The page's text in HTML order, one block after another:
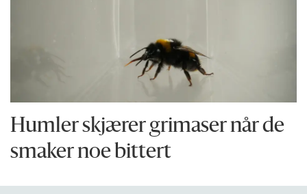
Humler skjærer grimaser når de
smaker noe bittert